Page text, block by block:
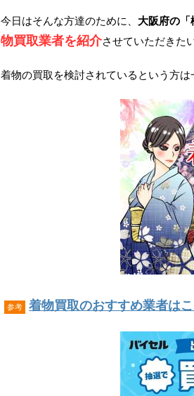
今日はそんな方達のために、 大阪府の「
物買取業者を紹介させていただきた
着物の買取を検討されているという方は
参考 着物買取のおすすめ業者は